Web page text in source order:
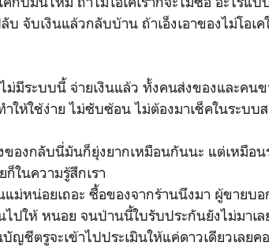
บ จับเงินแล้วกลับบ้าน ถ้าเอ็งเอาของไม่โอเ
มีระบบนี้ จ่ายเงินแล้ว ทั้งคนส่งของและคนข
ให้ใช้ง่าย ไม่ซับซ้อน ไม่ต้องมาเช็คในระบบ
องกลับนี่มันก็ยุ่งยากเหมือนกันนะ แต่เหมือ
ในความรู้สึกเรา
น่อยเถอะ ซื้อของจากร้านนึงมา ผู้ขายบอ
ไปให้ หนอย จนป่านนี้ใบรับประกันยังไม่มาเ
ญชีตรูจะเข้าไปประเมินให้แค่ดาวเดียวเลย